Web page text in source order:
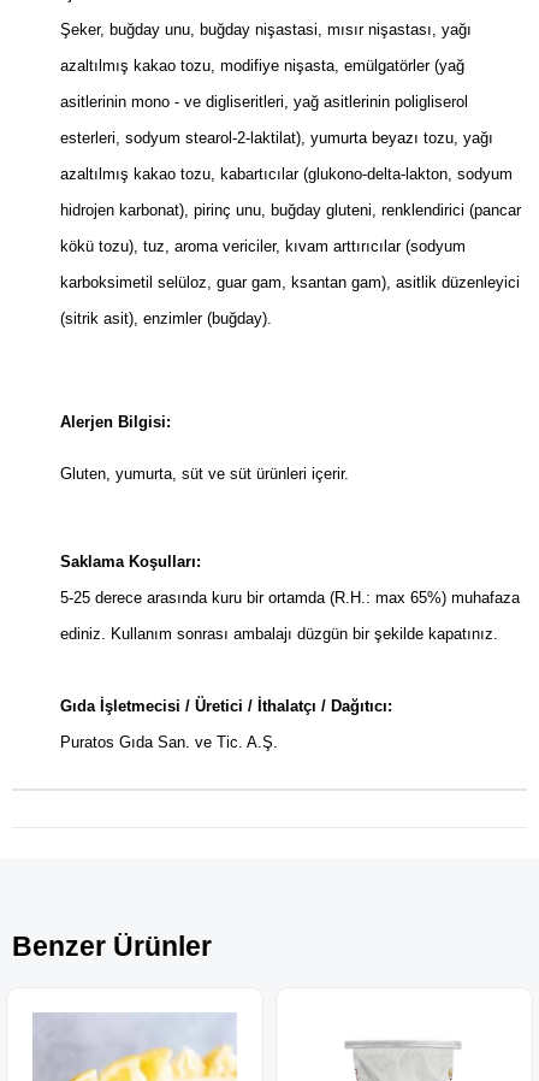
Şeker, buğday unu, buğday nişastasi, mısır nişastası, yağı
azaltılmış kakao tozu, modifiye nişasta, emülgatörler (yağ
asitlerinin mono - ve digliseritleri, yağ asitlerinin poligliserol
esterleri, sodyum stearol-2-laktilat), yumurta beyazı tozu, yağı
azaltılmış kakao tozu, kabartıcılar (glukono-delta-lakton, sodyum
hidrojen karbonat), pirinç unu, buğday gluteni, renklendirici (pancar
kökü tozu), tuz, aroma vericiler, kıvam arttırıcılar (sodyum
karboksimetil selüloz, guar gam, ksantan gam), asitlik düzenleyici
(sitrik asit), enzimler (buğday).
Alerjen Bilgisi:
Gluten, yumurta, süt ve süt ürünleri içerir.
Saklama Koşulları:
5-25 derece arasında kuru bir ortamda (R.H.: max 65%) muhafaza
ediniz. Kullanım sonrası ambalajı düzgün bir şekilde kapatınız.
Gıda İşletmecisi / Üretici / İthalatçı / Dağıtıcı:
Puratos Gıda San. ve Tic. A.Ş.
Benzer Ürünler